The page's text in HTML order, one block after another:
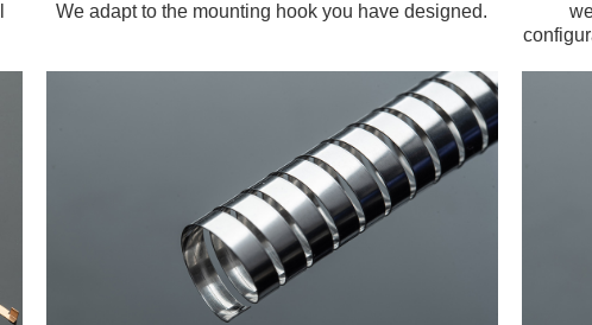
We adapt to the mounting hook you have designed.